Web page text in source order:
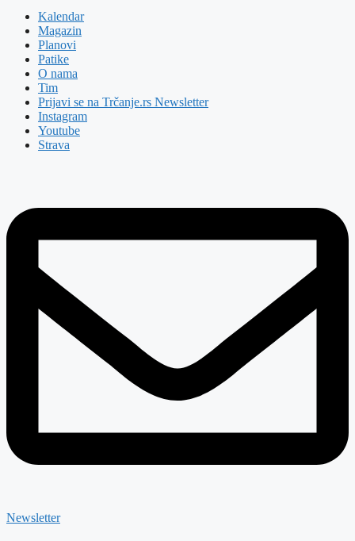
Kalendar
Magazin
Planovi
Patike
O nama
Tim
Prijavi se na Trčanje.rs Newsletter
Instagram
Youtube
Strava
Newsletter